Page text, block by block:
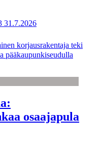
31.7.2026
korjausrakentaja teki
pääkaupunkiseudulla
osaajapula